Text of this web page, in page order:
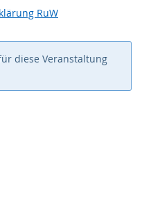
RuW
diese Veranstaltung